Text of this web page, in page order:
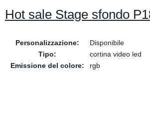
Hot sale Stage sfondo
Personalizzazione:
Disponibile
Tipo:
cortina video led
Emissione del colore:
rgb